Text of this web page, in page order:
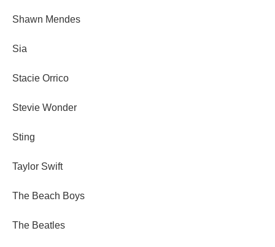
Shawn Mendes
Sia
Stacie Orrico
Stevie Wonder
Sting
Taylor Swift
The Beach Boys
The Beatles